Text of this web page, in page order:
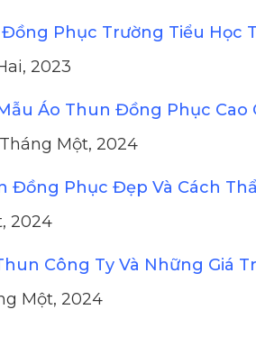
Đồng Phục Trường Tiểu Học
2023
Áo Thun Đồng Phục Cao
Một, 2024
Đồng Phục Đẹp Và Cách
2024
Công Ty Và Những Giá
Một, 2024